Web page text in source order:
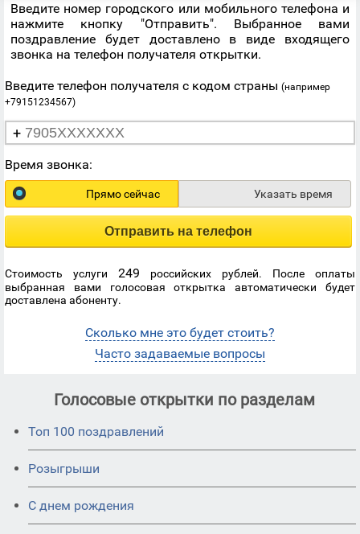
Введите номер городского или мобильного телефона и
нажмите кнопку "Отправить". Выбранное вами
поздравление будет доставлено в виде входящего
звонка на телефон получателя открытки.
Введите телефон получателя с кодом страны (например
+79151234567)
+
Время звонка:
Прямо сейчас Указать время
Отправить на телефон
Стоимость услуги 249 российских рублей. После оплаты
выбранная вами голосовая открытка автоматически будет
доставлена абоненту.
Сколько мне это будет стоить?
Часто задаваемые вопросы
Голосовые открытки по разделам
Топ 100 поздравлений
Розыгрыши
С днем рождения